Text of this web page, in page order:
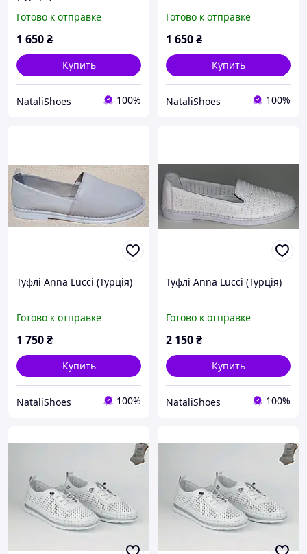
Готово к отправке
1 650₴
Купить
NataliShoes 100%
Готово к отправке
1 650₴
Купить
NataliShoes 100%
Туфлі Anna Lucci (Турція)
Готово к отправке
1 750₴
Купить
NataliShoes 100%
Туфлі Anna Lucci (Турція)
Готово к отправке
2 150₴
Купить
NataliShoes 100%